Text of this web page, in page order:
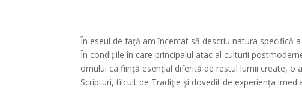
În eseul de faţă am încercat să descriu natura specifică
În condiţiile în care principalul atac al culturii
omului ca fiinţă esenţial diferită de restul lumii create, o
Scripturi, tîlcuit de Tradiţie şi dovedit de experienţa